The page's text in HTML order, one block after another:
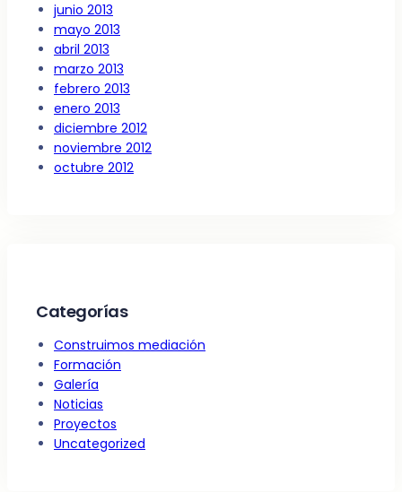
junio 2013
mayo 2013
abril 2013
marzo 2013
febrero 2013
enero 2013
diciembre 2012
noviembre 2012
octubre 2012
Categorías
Construimos mediación
Formación
Galería
Noticias
Proyectos
Uncategorized